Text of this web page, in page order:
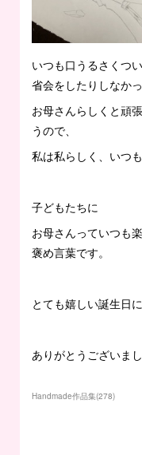
いつも口うるさくつ
省会をしたりしなか
お母さんらしくと頑
うので、
私は私らしく、いつ
子どもたちに
お母さんっていつも
褒め言葉です。
とても嬉しい誕生日
ありがとうございま
Handmade作品集(278)